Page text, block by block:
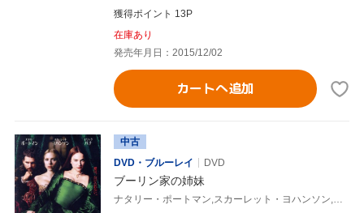
獲得ポイント 13P
在庫あり
発売年月日：2015/12/02
カートへ追加
中古
DVD・ブルーレイ
DVD
ブーリン家の姉妹
ナタリー・ポートマン,スカーレット・ヨハンソン,エリック・バナ,ジャスティン・チャドウィック(監督),スコット・ルーディン(製作総指揮),デヴィッド・M.トンプソン(製作総指揮),フィリッパ・グレゴリー(原作)